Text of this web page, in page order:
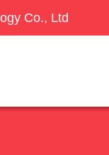
Co., Ltd